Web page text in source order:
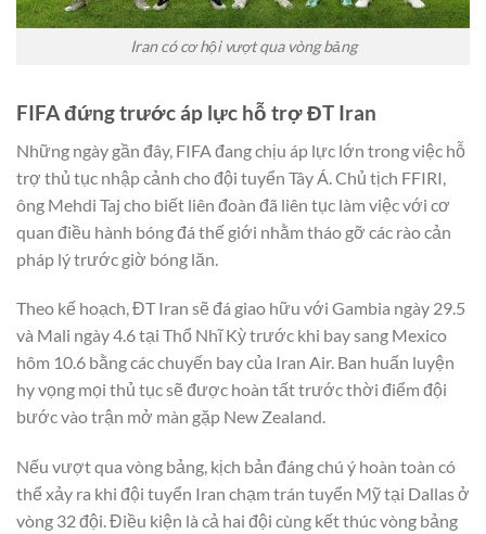
Iran có cơ hội vượt qua vòng bảng
FIFA đứng trước áp lực hỗ trợ ĐT Iran
Những ngày gần đây, FIFA đang chịu áp lực lớn trong việc hỗ
trợ thủ tục nhập cảnh cho đội tuyển Tây Á. Chủ tịch FFIRI,
ông Mehdi Taj cho biết liên đoàn đã liên tục làm việc với cơ
quan điều hành bóng đá thế giới nhằm tháo gỡ các rào cản
pháp lý trước giờ bóng lăn.
Theo kế hoạch, ĐT Iran sẽ đá giao hữu với Gambia ngày 29.5
và Mali ngày 4.6 tại Thổ Nhĩ Kỳ trước khi bay sang Mexico
hôm 10.6 bằng các chuyến bay của Iran Air. Ban huấn luyện
hy vọng mọi thủ tục sẽ được hoàn tất trước thời điểm đội
bước vào trận mở màn gặp New Zealand.
Nếu vượt qua vòng bảng, kịch bản đáng chú ý hoàn toàn có
thể xảy ra khi đội tuyển Iran chạm trán tuyển Mỹ tại Dallas ở
vòng 32 đội. Điều kiện là cả hai đội cùng kết thúc vòng bảng